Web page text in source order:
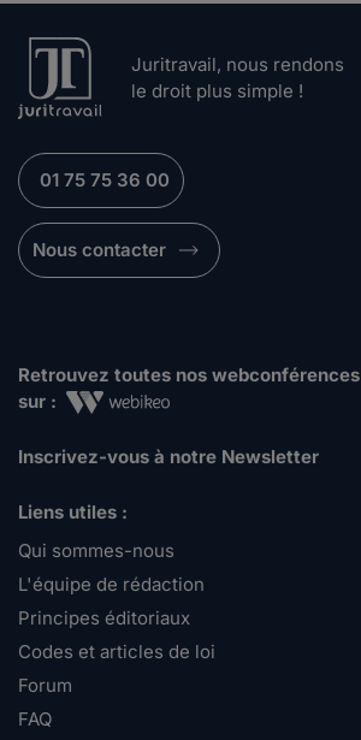
Juritravail, nous rendons
le droit plus simple !
01 75 75 36 00
Nous contacter
Retrouvez toutes nos webconférences
sur :
Inscrivez-vous à notre Newsletter
Liens utiles :
Qui sommes-nous
L'équipe de rédaction
Principes éditoriaux
Codes et articles de loi
Forum
FAQ